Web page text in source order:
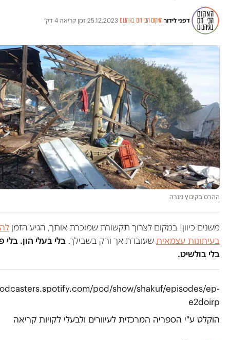
דפני לידור·המקום הכי חם בגיהנום·
25.12.2023
·זמן קריאה 4 דק׳
ההרס בקיבוץ מנרה
משנים כיוון! במקום לצרוך תקשורת שמוכרת אותך, הגיע הזמן
בעיתונות עצמאיתשעובדת אך ורק בשבילך. בלי בעלי הון.
בלי בולשיט.
pod/show/shakuf/episodes/ep-
e2doirp
הוקלט ע"י הספריה המרכזית לעיוורים ולבעלי לקויות קריאה